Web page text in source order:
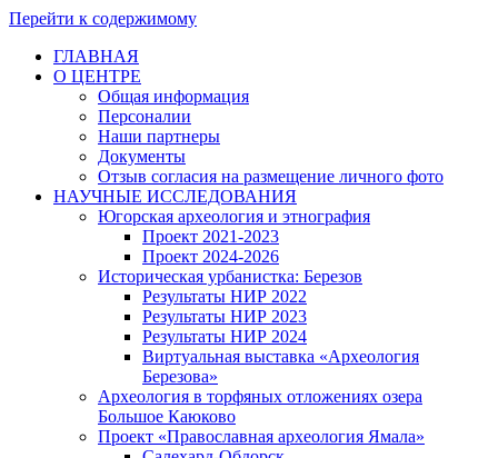
Перейти к содержимому
ГЛАВНАЯ
О ЦЕНТРЕ
Общая информация
Персоналии
Наши партнеры
Документы
Отзыв согласия на размещение личного фото
НАУЧНЫЕ ИССЛЕДОВАНИЯ
Югорская археология и этнография
Проект 2021-2023
Проект 2024-2026
Историческая урбанистка: Березов
Результаты НИР 2022
Результаты НИР 2023
Результаты НИР 2024
Виртуальная выставка «Археология
Березова»
Археология в торфяных отложениях озера
Большое Каюково
Проект «Православная археология Ямала»